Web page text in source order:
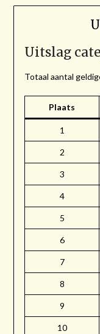
Uitslag
Totaal aantal
Plaats
1
2
3
4
5
6
7
8
9
10